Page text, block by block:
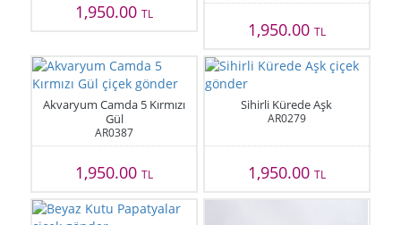
1,950.00TL
1,950.00 TL
Akvaryum Camda 5 Kırmızı
Gül
AR0387
1,950.00TL
Sihirli Kürede Aşk
AR0279
1,950.00 TL